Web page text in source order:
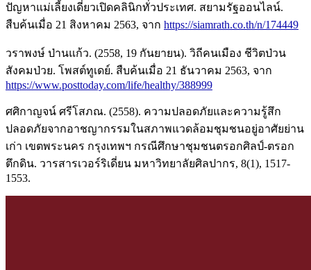
ปัญหาแม่เลี้ยงเดี่ยวเปิดคลินิกทั่วประเทศ. สยามรัฐออนไลน์.
สืบค้นเมื่อ 21 สิงหาคม 2563, จาก https://siamrath.co.th/n/174449
วราพงษ์ ป่านแก้ว. (2558, 19 กันยายน). วิถีคนเมือง ชีวิตป่วน
สังคมป่วย. โพสต์ทูเดย์. สืบค้นเมื่อ 21 ธันวาคม 2563, จาก
https://www.posttoday.com/life/healthy/388999
ศศิกาญจน์ ศรีโสภณ. (2558). ความปลอดภัยและความรู้สึก
ปลอดภัยจากอาชญากรรมในสภาพแวดล้อมชุมชนอยู่อาศัยย่าน
เก่า เขตพระนคร กรุงเทพฯ กรณีศึกษาชุมชนตรอกศิลป์-ตรอก
ตึกดิน. วารสารเวอร์ริเดี่ยน มหาวิทยาลัยศิลปากร, 8(1), 1517-
1553.